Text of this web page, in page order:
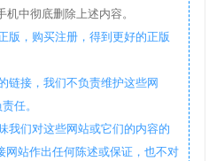
中彻底删除上述内容。
版，购买注册，得到更好的正版
链接，我们不负责维护这些网
任。
我们对这些网站或它们的内容的
站作出任何陈述或保证，也不对